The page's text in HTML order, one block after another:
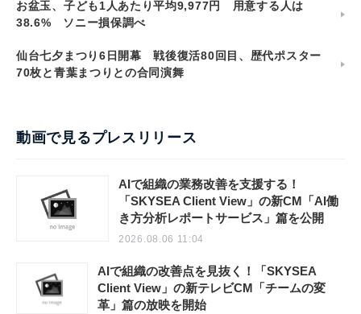
お盆玉、子ども1人あたり平均9,977円 用意する人は
38.6% ソニー損保調べ
仙台七夕まつり6日開幕 戦後復活80回目、歴代ポスター
70枚と青葉まつりとの合同演舞
動画で見るプレスリリース
AIで組織の業務改善を支援する！
「SKYSEA Client View」の新CM「AI働
き方分析レポートサービス」篇を公開
2026.08.06 11:04
AIで組織の改善点を見抜く！「SKYSEA
Client View」の新テレビCM「チームの変
革」篇の放映を開始